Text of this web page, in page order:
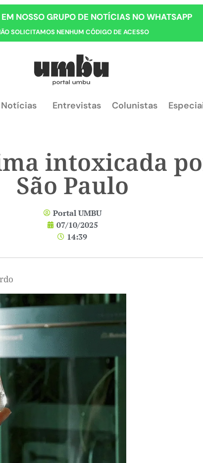
EM NOSSO GRUPO DE NOTÍCIAS NO WHATSAPP
SOLICITAMOS NENHUM CÓDIGO DE ACESSO
Notícias Entrevistas Colunistas
intoxicada
São Paulo
Portal UMBU
07/10/2025
14:39